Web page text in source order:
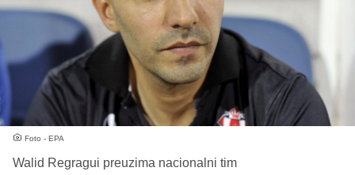
Foto - EPA
Walid Regragui preuzima nacionalni tim